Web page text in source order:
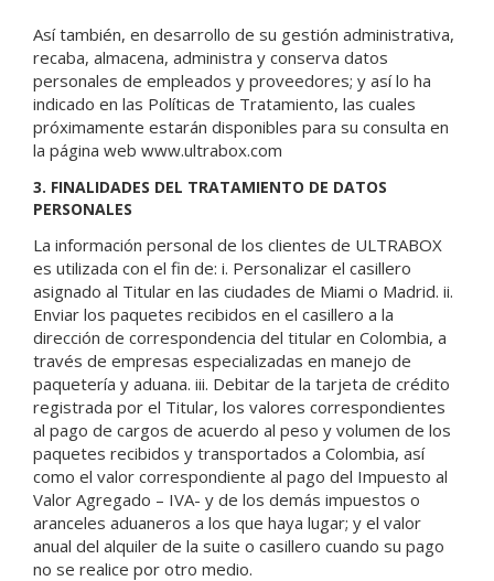
Así también, en desarrollo de su gestión administrativa,
recaba, almacena, administra y conserva datos
personales de empleados y proveedores; y así lo ha
indicado en las Políticas de Tratamiento, las cuales
próximamente estarán disponibles para su consulta en
la página web www.ultrabox.com
3. FINALIDADES DEL TRATAMIENTO DE DATOS
PERSONALES
La información personal de los clientes de ULTRABOX
es utilizada con el fin de: i. Personalizar el casillero
asignado al Titular en las ciudades de Miami o Madrid. ii.
Enviar los paquetes recibidos en el casillero a la
dirección de correspondencia del titular en Colombia, a
través de empresas especializadas en manejo de
paquetería y aduana. iii. Debitar de la tarjeta de crédito
registrada por el Titular, los valores correspondientes
al pago de cargos de acuerdo al peso y volumen de los
paquetes recibidos y transportados a Colombia, así
como el valor correspondiente al pago del Impuesto al
Valor Agregado – IVA- y de los demás impuestos o
aranceles aduaneros a los que haya lugar; y el valor
anual del alquiler de la suite o casillero cuando su pago
no se realice por otro medio.